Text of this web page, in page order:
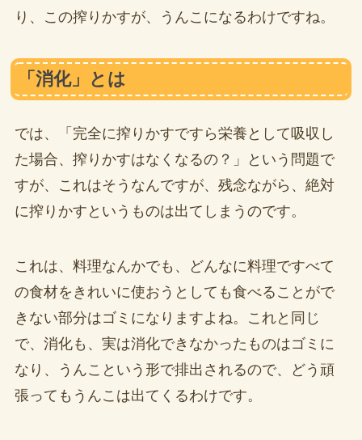
り、この搾りかすが、うんこになるわけですね。
「消化」とは
では、「完全に搾りかすですら栄養として吸収し
た場合、搾りかすはなくなるの？」という問題で
すが、これはそうなんですが、残念ながら、絶対
に搾りかすというものは出てしまうのです。
これは、料理なんかでも、どんなに料理ですべて
の食材をきれいに使おうとしても食べることがで
きない部分はゴミになりますよね。これと同じ
で、消化も、実は消化できなかったものはゴミに
なり、うんこという形で排出されるので、どう頑
張ってもうんこは出てくるわけです。